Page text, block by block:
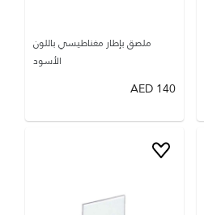
ملصق بإطار مغناطيسي باللون
الأسود
140
AED